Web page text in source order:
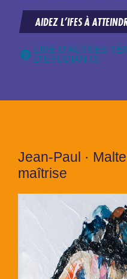
AIDEZ L’IFES À
LIRE D’AUTRES
D’ÉTUDIANTS
Jean-Paul ·
maîtrise